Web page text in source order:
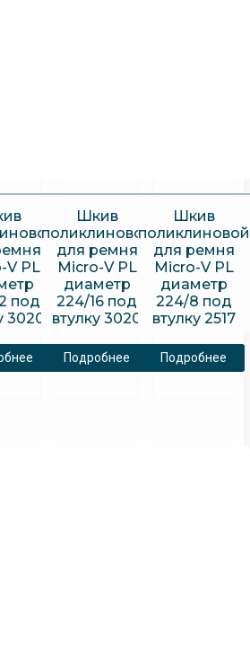
V PL
под
3020
Шкив
поликлиновой
для ремня
Micro-V PL
диаметр
224/16 под
втулку 3020
Подробнее
Шкив
поликлиновой
для ремня
Micro-V PL
диаметр
224/8 под
втулку 2517
Подробнее